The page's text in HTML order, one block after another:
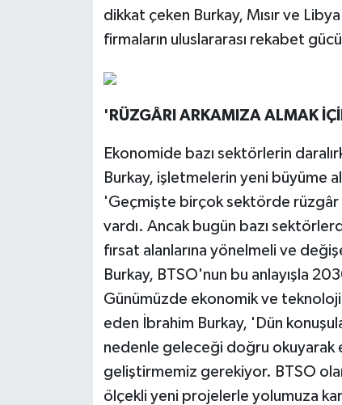
dikkat çeken Burkay, Mısır ve
firmaların uluslararası rekabet
'RÜZGÂRI ARKAMIZA ALMAK
Ekonomide bazı sektörlerin
Burkay, işletmelerin yeni büyüme
'Geçmişte birçok sektörde rüzgâr
vardı. Ancak bugün bazı
fırsat alanlarına yönelmeli ve
Burkay, BTSO'nun bu anlayışla
Günümüzde ekonomik ve
eden İbrahim Burkay, 'Dün
nedenle geleceği doğru okuyarak
geliştirmemiz gerekiyor. BTSO
ölçekli yeni projelerle yolumuza